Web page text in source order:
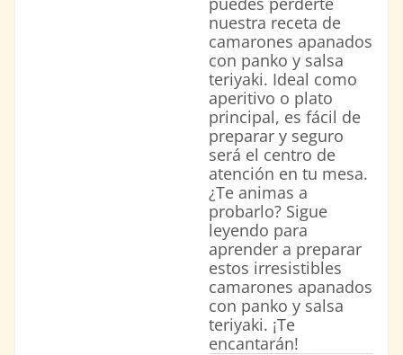
nuestra receta de
camarones apanados
con panko y salsa
teriyaki. Ideal como
aperitivo o plato
principal, es fácil de
preparar y seguro
será el centro de
atención en tu mesa.
¿Te animas a
probarlo? Sigue
leyendo para
aprender a preparar
estos irresistibles
camarones apanados
con panko y salsa
teriyaki. ¡Te
encantarán!